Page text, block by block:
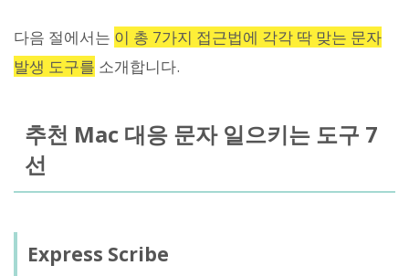
다음 절에서는 이 총 7가지 접근법에 각각 딱 맞는 문자
발생 도구를 소개합니다.
추천 Mac 대응 문자 일으키는 도구 7
선
Express Scribe